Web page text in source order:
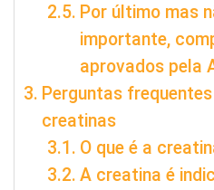
Por último mas
importante,
aprovados pela
Perguntas
creatinas
O que é a
A creatina é